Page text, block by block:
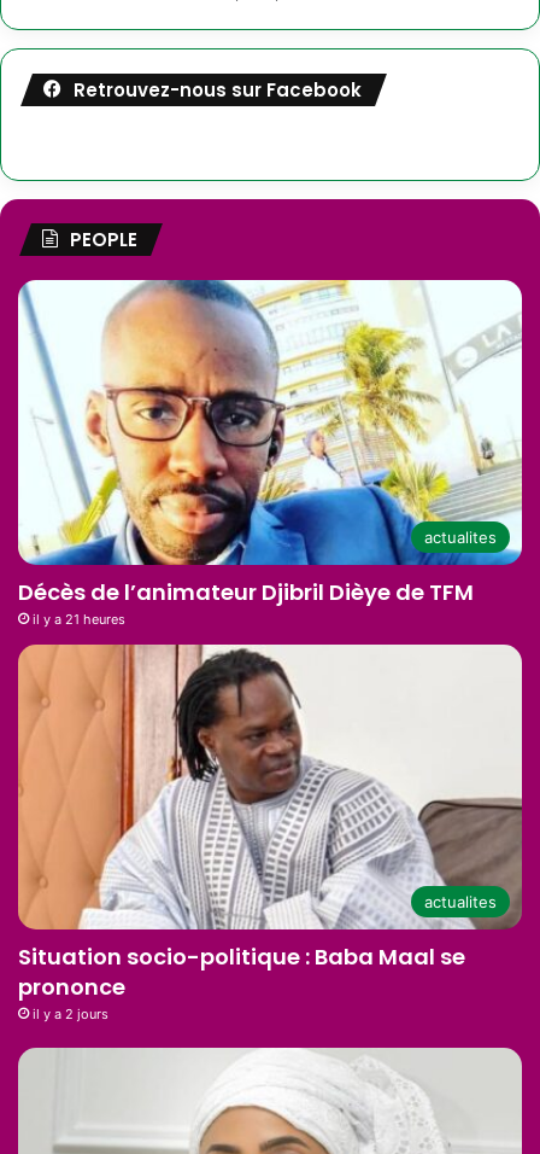
Retrouvez-nous sur Facebook
PEOPLE
actualites
Décès de l’animateur Djibril Dièye de TFM
il y a 21 heures
actualites
Situation socio-politique : Baba Maal se
prononce
il y a 2 jours